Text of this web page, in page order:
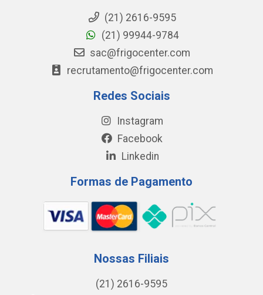
(21) 2616-9595
(21) 99944-9784
sac@frigocenter.com
recrutamento@frigocenter.com
Redes Sociais
Instagram
Facebook
Linkedin
Formas de Pagamento
Nossas Filiais
(21) 2616-9595